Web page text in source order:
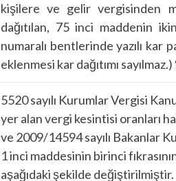
kişilere ve gelir vergisinden
dağıtılan, 75 inci maddenin
numaralı bentlerinde yazılı kar
eklenmesi kar dağıtımı sayılmaz.)
5520 sayılı Kurumlar Vergisi
yer alan vergi kesintisi oranları
ve 2009/14594 sayılı Bakanlar
1 inci maddesinin birinci
aşağıdaki şekilde değiştirilmiştir.